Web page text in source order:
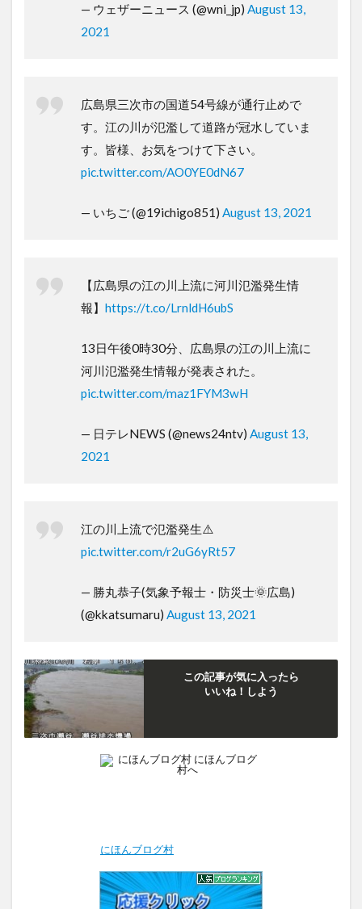
— ウェザーニュース (@wni_jp) August 13,
2021
広島県三次市の国道54号線が通行止めで
す。江の川が氾濫して道路が冠水していま
す。皆様、お気をつけて下さい。
pic.twitter.com/AO0YE0dN67
— いちご (@19ichigo851) August 13, 2021
【広島県の江の川上流に河川氾濫発生情
報】 https://t.co/LrnldH6ubS
13日午後0時30分、広島県の江の川上流に
河川氾濫発生情報が発表された。
pic.twitter.com/maz1FYM3wH
— 日テレNEWS (@news24ntv) August 13,
2021
江の川上流で氾濫発生⚠️
pic.twitter.com/r2uG6yRt57
— 勝丸恭子(気象予報士・防災士🌞広島)
(@kkatsumaru) August 13, 2021
この記事が気に入ったら
いいね！しよう
にほんブログ村